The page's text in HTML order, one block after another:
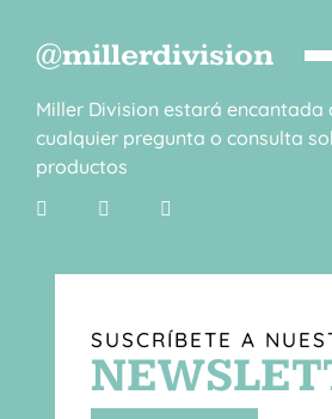
@millerdivision
Miller Division estará encantada
cualquier pregunta o consulta
productos
SUSCRÍBETE A